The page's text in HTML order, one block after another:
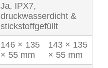
Ja, IPX7,
druckwasserdicht &
stickstoffgefüllt
146 × 135
× 55 mm
143 × 135
× 55 mm